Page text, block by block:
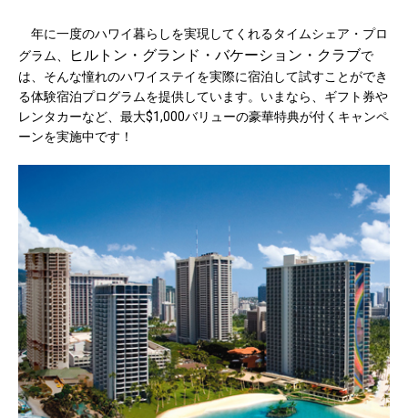
年に一度のハワイ暮らしを実現してくれるタイムシェア・プロ
グラム、
ヒルトン・グランド・バケーション・クラブで
は、そんな憧れのハワイステイを実際に宿泊して試すことができ
る体験宿泊プログラムを提供しています。いまなら、ギフト券や
レンタカーなど、最大$1,000バリューの豪華特典が付くキャンペ
ーンを実施中です！